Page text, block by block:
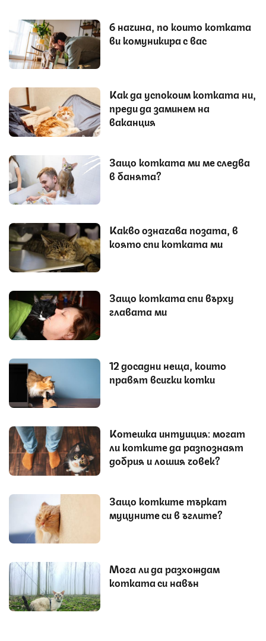
6 начина, по които котката
ви комуникира с вас
Как да успокоим котката ни,
преди да заминем на
ваканция
Защо котката ми ме следва
в банята?
Какво означава позата, в
която спи котката ми
Защо котката спи върху
главата ми
12 досадни неща, които
правят всички котки
Котешка интуиция: могат
ли котките да разпознаят
добрия и лошия човек?
Защо котките търкат
муцуните си в ъглите?
Мога ли да разхождам
котката си навън